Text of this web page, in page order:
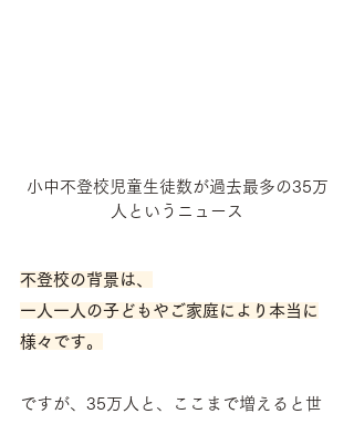
小中不登校児童生徒数が過去最多の35万
人というニュース
不登校の背景は、
一人一人の子どもやご家庭により本当に
様々です。
ですが、35万人と、ここまで増えると世